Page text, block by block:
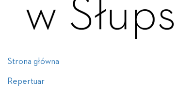
Strona główna
Repertuar